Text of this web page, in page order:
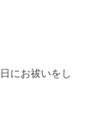
にお祓いをし